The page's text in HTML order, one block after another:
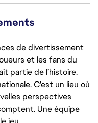
de divertissement
et les fans du
partie de l’histoire.
C'est un lieu où
perspectives
Une équipe